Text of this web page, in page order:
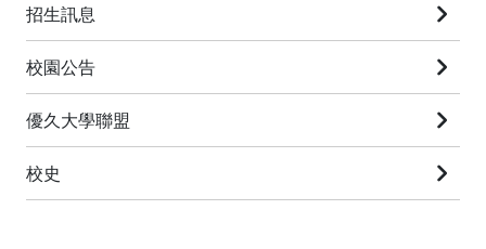
招生訊息
校園公告
優久大學聯盟
校史